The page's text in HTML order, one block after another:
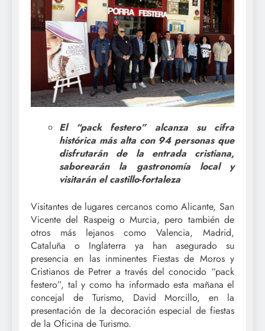
El “pack festero” alcanza su cifra
histórica más alta con 94 personas que
disfrutarán de la entrada cristiana,
saborearán la gastronomía local y
visitarán el castillo-fortaleza
Visitantes de lugares cercanos como Alicante, San
Vicente del Raspeig o Murcia, pero también de
otros más lejanos como Valencia, Madrid,
Cataluña o Inglaterra ya han asegurado su
presencia en las inminentes Fiestas de Moros y
Cristianos de Petrer a través del conocido “pack
festero”, tal y como ha informado esta mañana el
concejal de Turismo, David Morcillo, en la
presentación de la decoración especial de fiestas
de la Oficina de Turismo.